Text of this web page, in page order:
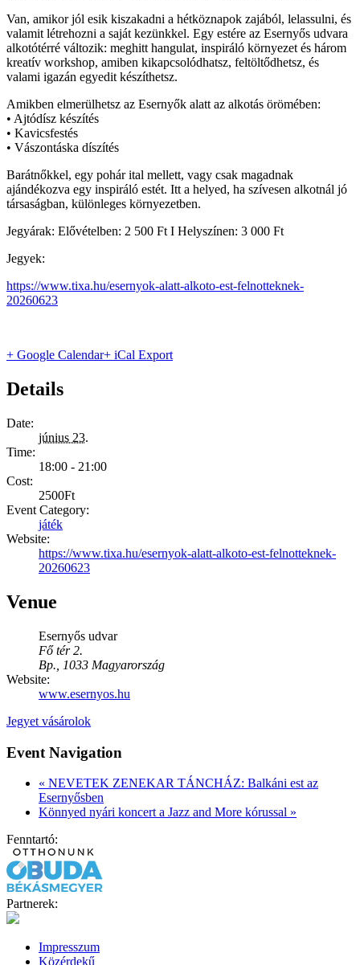
Van, amikor jól esik kiszakadni a hétköznapok zajából, lelassulni, és
valamit létrehozni a saját kezünkkel. Egy estére az Esernyős udvara
alkotótérré változik: meghitt hangulat, inspiráló környezet és három
kreatív workshop, amiben kikapcsolódhatsz, feltöltődhetsz, és
valami igazán egyedit készíthetsz.
Amikben elmerülhetsz az Esernyők alatt az alkotás örömében:
• Ajtódísz készítés
• Kavicsfestés
• Vászontáska díszítés
Barátnőkkel, egy pohár ital mellett, vagy csak magadnak
ajándékozva egy inspiráló estét. Itt a helyed, ha szívesen alkotnál jó
társaságban, különleges környezetben.
Jegyárak: Elővételben: 2 500 Ft I Helyszínen: 3 000 Ft
Jegyek:
https://www.tixa.hu/esernyok-alatt-alkoto-est-felnotteknek-
20260623
+ Google Calendar+ iCal Export
Details
Date:
június 23.
Time:
18:00 - 21:00
Cost:
2500Ft
Event Category:
játék
Website:
https://www.tixa.hu/esernyok-alatt-alkoto-est-felnotteknek-
20260623
Venue
Esernyős udvar
Fő tér 2.
Bp.
1033 Magyarország
Website:
www.esernyos.hu
Jegyet vásárolok
Event Navigation
« NEVETEK ZENEKAR TÁNCHÁZ: Balkáni est az
Esernyősben
Könnyed nyári koncert a Jazz and More kórussal »
Fenntartó:
Partnerek:
Impresszum
Közérdekű